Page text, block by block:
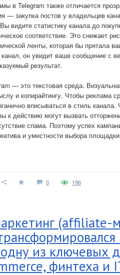
в Telegram также отличается
— закупка постов у владельцев
видите статистику канала до
соответствие. Это снижает
ленты, которая бы прятала
он увидит ваше сообщение с
результат.
— это текстовая среда.
и копирайтингу. Чтобы реклама
вписываться в стиль канала.
к действию могут вызвать
спама. Поэтому успех
и уместности выбора
0 196
(affiliate-
из ключевых
финтеха и